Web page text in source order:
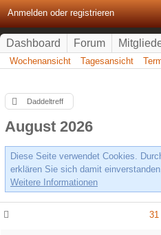
Anmelden oder registrieren
Dashboard Forum
Wochenansicht Tagesansicht
Daddeltreff
August 2026
Diese Seite verwendet Cookies.
erklären Sie sich damit
Weitere Informationen
31